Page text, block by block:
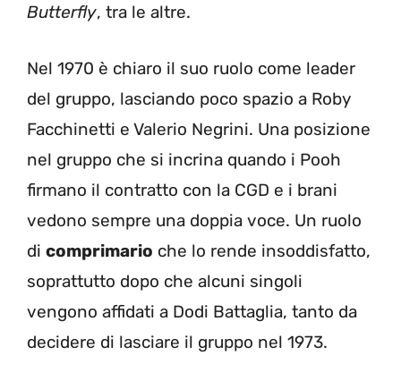
Butterfly, tra le altre.
Nel 1970 è chiaro il suo ruolo come leader
del gruppo, lasciando poco spazio a Roby
Facchinetti e Valerio Negrini. Una posizione
nel gruppo che si incrina quando i Pooh
firmano il contratto con la CGD e i brani
vedono sempre una doppia voce. Un ruolo
di comprimario che lo rende insoddisfatto,
soprattutto dopo che alcuni singoli
vengono affidati a Dodi Battaglia, tanto da
decidere di lasciare il gruppo nel 1973.